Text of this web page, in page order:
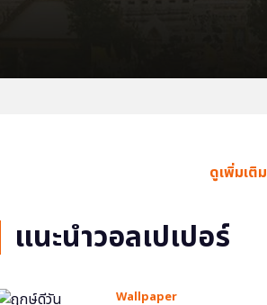
ดูเพิ่มเติม
แนะนำวอลเปเปอร์
Wallpaper